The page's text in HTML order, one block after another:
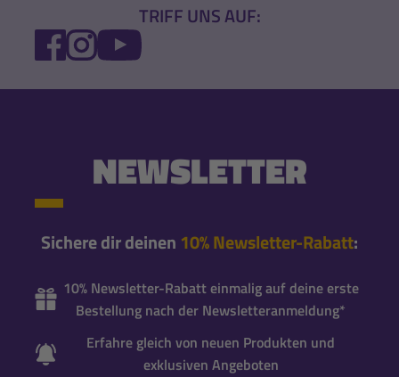
TRIFF UNS AUF:
FACEBOOK
INSTAGRAM
YOUTUBE
NEWSLETTER
Sichere dir deinen 10% Newsletter-Rabatt:
10% Newsletter-Rabatt einmalig auf deine erste
Bestellung nach der Newsletteranmeldung*
Erfahre gleich von neuen Produkten und
exklusiven Angeboten